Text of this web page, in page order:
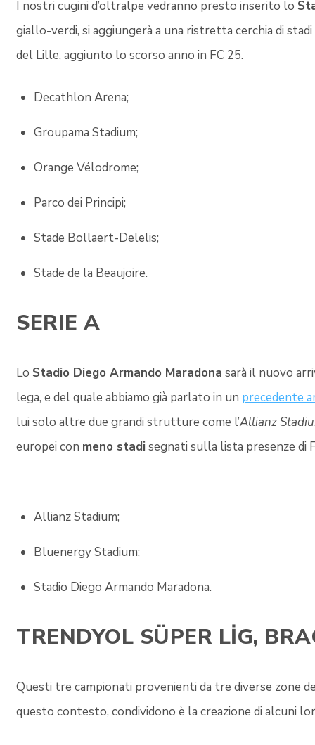
I nostri cugini d’oltralpe vedranno presto inserito lo
giallo-verdi, si aggiungerà a una ristretta cerchia di
del Lille, aggiunto lo scorso anno in FC 25.
Decathlon Arena;
Groupama Stadium;
Orange Vélodrome;
Parco dei Principi;
Stade Bollaert-Delelis;
Stade de la Beaujoire.
SERIE A
Lo Stadio Diego Armando Maradona sarà il nuovo
lega, e del quale abbiamo già parlato in un precedente
lui solo altre due grandi strutture come l’Allianz
europei con meno stadisegnati sulla lista presenze di
Allianz Stadium;
Bluenergy Stadium;
Stadio Diego Armando Maradona.
TRENDYOL SÜPER LİG,
Questi tre campionati provenienti da tre diverse zone
questo contesto, condividono è la creazione di alcuni